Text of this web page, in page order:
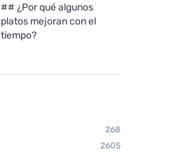
## ¿Por qué algunos
platos mejoran con el
tiempo?
268
2605